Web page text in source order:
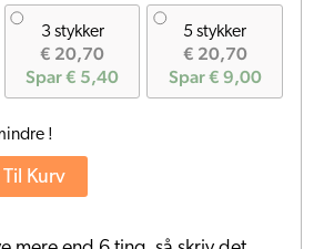
3 stykker
€ 20,70
Spar € 5,40
5 stykker
€ 20,70
Spar € 9,00
!
Til Kurv